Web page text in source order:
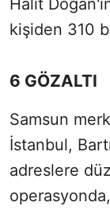
kişiden 310
6 GÖZALTI
Samsun
İstanbul,
adreslere